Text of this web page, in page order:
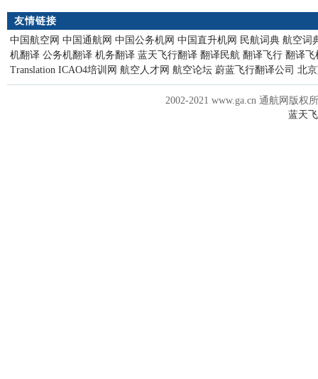
友情链接
中国航空网 中国通航网 中国公务机网 中国直升机网 民航词典 航空词
机翻译 公务机翻译 机务翻译 蓝天飞行翻译 翻译民航 翻译飞行 翻译飞
Translation ICAO4培训网 航空人才网 航空论坛 蔚蓝飞行翻译公司 北
2002-2021 www.ga.cn 通航网版权
蓝天